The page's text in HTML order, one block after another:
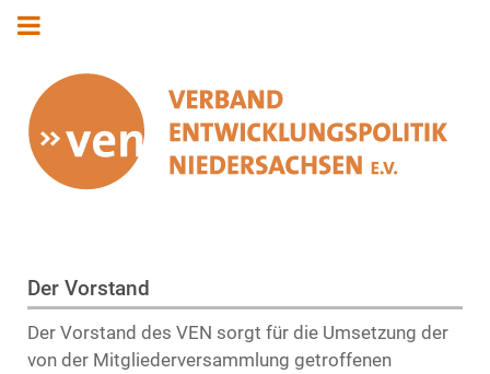
Der Vorstand
Der Vorstand des VEN sorgt für die Umsetzung der
von der Mitgliederversammlung getroffenen